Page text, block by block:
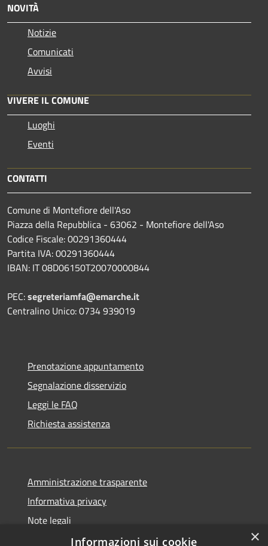
NOVITÀ
Notizie
Comunicati
Avvisi
VIVERE IL COMUNE
Luoghi
Eventi
CONTATTI
Comune di Montefiore dell'Aso
Piazza della Repubblica - 63062 - Montefiore dell'Aso
Codice Fiscale: 00291360444
Partita IVA: 00291360444
IBAN: IT 08D06150T20070000844
PEC:segreteriamfa@emarche.it
Centralino Unico: 0734 939019
Prenotazione appuntamento
Segnalazione disservizio
Leggi le FAQ
Richiesta assistenza
Amministrazione trasparente
Informativa privacy
Note legali
Dichiarazione di accessibilità
×
Informazioni sui cookie